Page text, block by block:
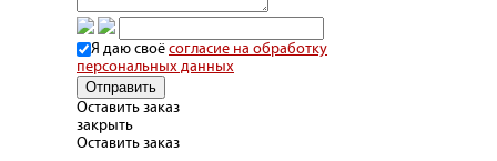
Я даю своёсогласие на обработку
персональных данных
Оставить заказ
закрыть
Оставить заказ